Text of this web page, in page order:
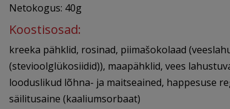
Netokogus: 40g
Koostisosad:
kreeka pähklid, rosinad, piimašokolaad
(stevioolglükosiidid)), maapähklid, vees
looduslikud lõhna- ja maitseained, happesuse
säilitusaine (kaaliumsorbaat)